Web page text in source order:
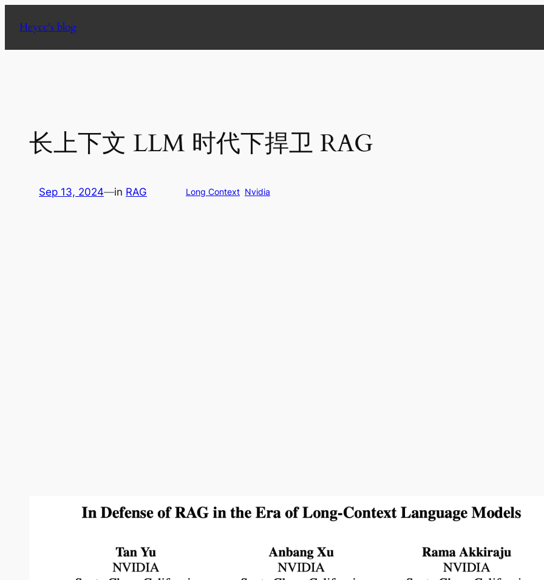
Heycc's blog
长上下文 LLM 时代下捍卫 RAG
Sep 13, 2024—in RAG Long Context Nvidia